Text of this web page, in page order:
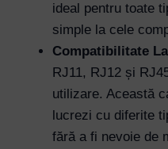
ideal pentru toate
simple la cele
Compatibilitate
RJ11, RJ12 și
utilizare. Această
lucrezi cu diferite
fără a fi nevoie de